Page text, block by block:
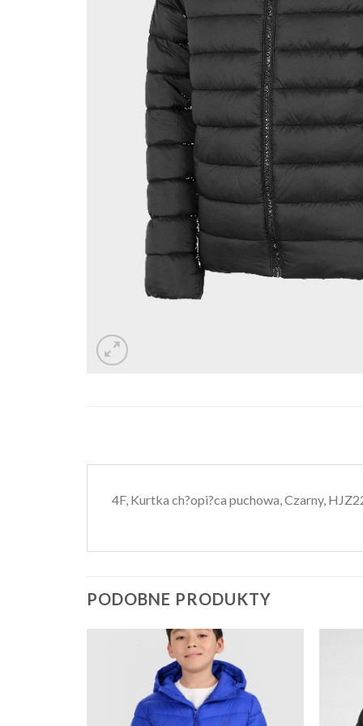
4F, Kurtka ch?opi?ca puchowa, Czarny,
PODOBNE PRODUKTY